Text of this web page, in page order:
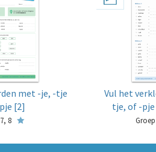
met -je, -tje
[2]
8
Vul het
tje, of -